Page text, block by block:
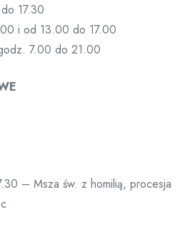
17.30
i od 13.00 do 17.00
7.00 do 21.00
– Msza św. z homilią, procesja